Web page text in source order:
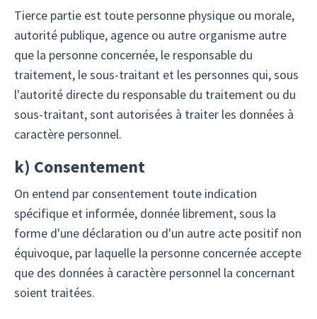
Tierce partie est toute personne physique ou morale,
autorité publique, agence ou autre organisme autre
que la personne concernée, le responsable du
traitement, le sous-traitant et les personnes qui, sous
l'autorité directe du responsable du traitement ou du
sous-traitant, sont autorisées à traiter les données à
caractère personnel.
k) Consentement
On entend par consentement toute indication
spécifique et informée, donnée librement, sous la
forme d'une déclaration ou d'un autre acte positif non
équivoque, par laquelle la personne concernée accepte
que des données à caractère personnel la concernant
soient traitées.